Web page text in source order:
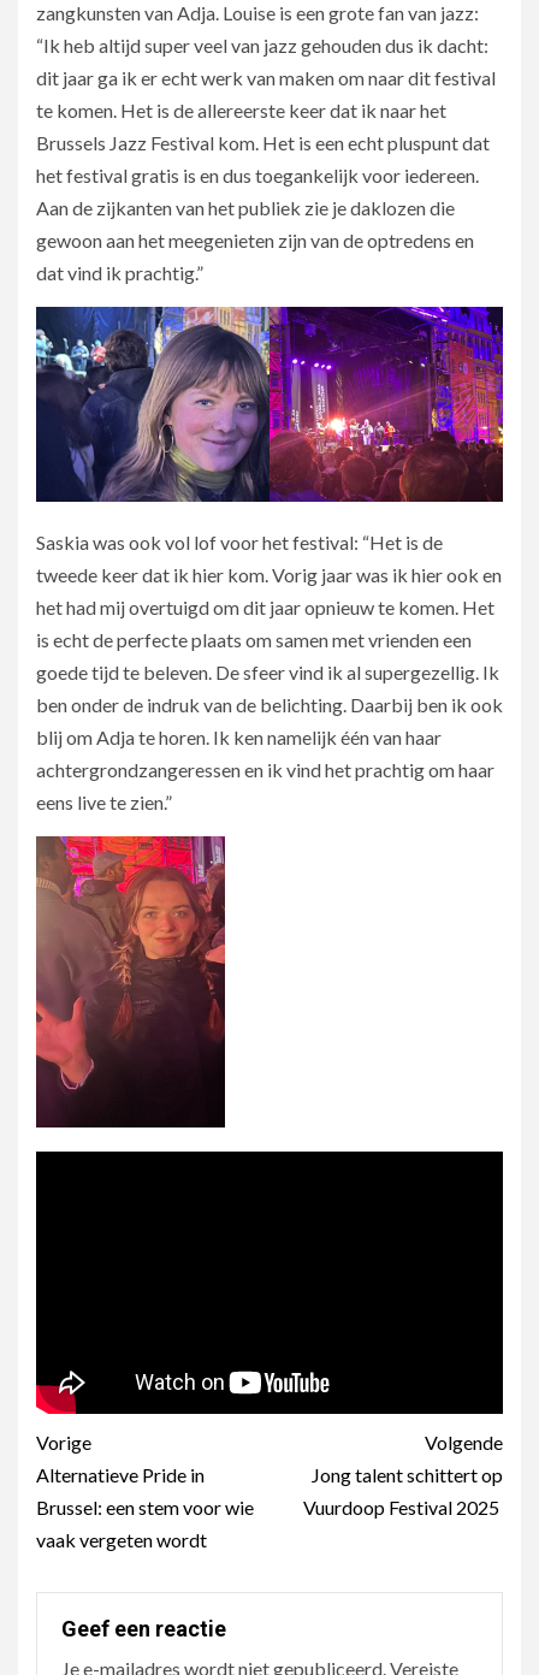
zangkunsten van Adja. Louise is een grote fan van jazz:
“Ik heb altijd super veel van jazz gehouden dus ik dacht:
dit jaar ga ik er echt werk van maken om naar dit festival
te komen. Het is de allereerste keer dat ik naar het
Brussels Jazz Festival kom. Het is een echt pluspunt dat
het festival gratis is en dus toegankelijk voor iedereen.
Aan de zijkanten van het publiek zie je daklozen die
gewoon aan het meegenieten zijn van de optredens en
dat vind ik prachtig.”
Saskia was ook vol lof voor het festival: “Het is de
tweede keer dat ik hier kom. Vorig jaar was ik hier ook en
het had mij overtuigd om dit jaar opnieuw te komen. Het
is echt de perfecte plaats om samen met vrienden een
goede tijd te beleven. De sfeer vind ik al supergezellig. Ik
ben onder de indruk van de belichting. Daarbij ben ik ook
blij om Adja te horen. Ik ken namelijk één van haar
achtergrondzangeressen en ik vind het prachtig om haar
eens live te zien.”
Berichtnavigatie
Vorige
Alternatieve Pride in
Brussel: een stem voor wie
vaak vergeten wordt
Volgende
Jong talent schittert op
Vuurdoop Festival 2025
Geef een reactie
Je e-mailadres wordt niet gepubliceerd. Vereiste